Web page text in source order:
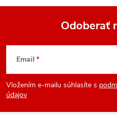
Z
á
p
Odoberať
Email
Vložením e-mailu súhlasíte s
údajov